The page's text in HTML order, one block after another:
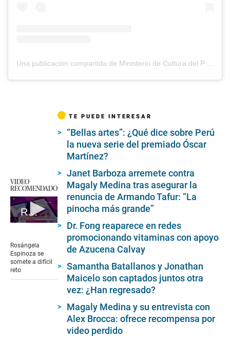
VIDEO
RECOMENDADO
Rosángela Espinoza se somete a prueba de tarántulas
of
3
minutes,
26
Rosángela
Espinoza se
somete a difícil
reto
TE PUEDE INTERESAR
“Bellas artes”: ¿Qué dice sobre Perú
la nueva serie del premiado Óscar
Martínez?
Janet Barboza arremete contra
Magaly Medina tras asegurar la
renuncia de Armando Tafur: “La
pinocha más grande”
Dr. Fong reaparece en redes
promocionando vitaminas con apoyo
de Azucena Calvay
Samantha Batallanos y Jonathan
Maicelo son captados juntos otra
vez: ¿Han regresado?
Magaly Medina y su entrevista con
Alex Brocca: ofrece recompensa por
video perdido